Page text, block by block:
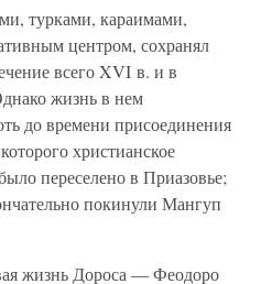
турками, караимами,
центром, сохранял
всего XVI в. и в
жизнь в нем
до времени присоединения
христианское
переселено в Приазовье;
покинули Мангуп
жизнь Дороса — Феодоро